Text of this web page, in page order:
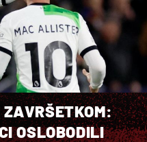
OSLOBODILI